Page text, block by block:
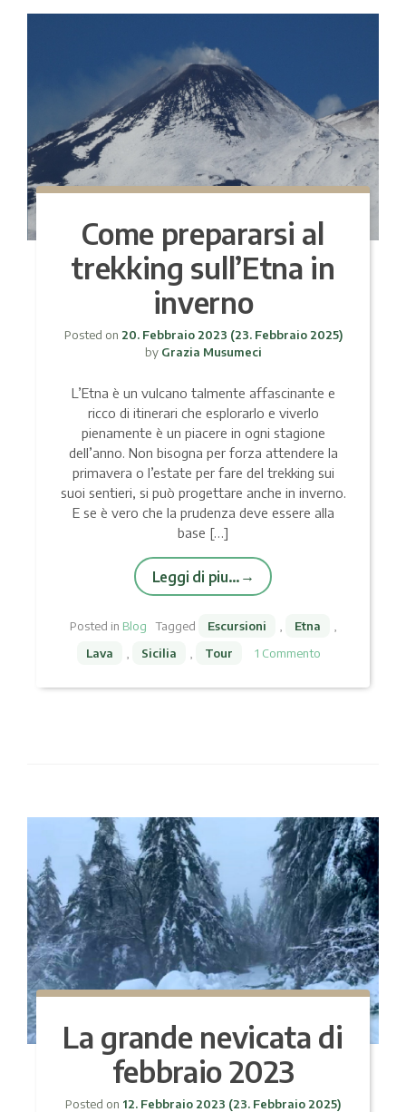
Come prepararsi al
trekking sull’Etna in
inverno
Posted on 20. Febbraio 2023 (23. Febbraio 2025)
byGrazia Musumeci
L’Etna è un vulcano talmente affascinante e
ricco di itinerari che esplorarlo e viverlo
pienamente è un piacere in ogni stagione
dell’anno. Non bisogna per forza attendere la
primavera o l’estate per fare del trekking sui
suoi sentieri, si può progettare anche in inverno.
E se è vero che la prudenza deve essere alla
base […]
Leggi di piu…
Posted in Blog Tagged Escursioni Etna
Lava
Sicilia Tour 1 Commento
La grande nevicata di
febbraio 2023
Posted on 12. Febbraio 2023 (23. Febbraio 2025)